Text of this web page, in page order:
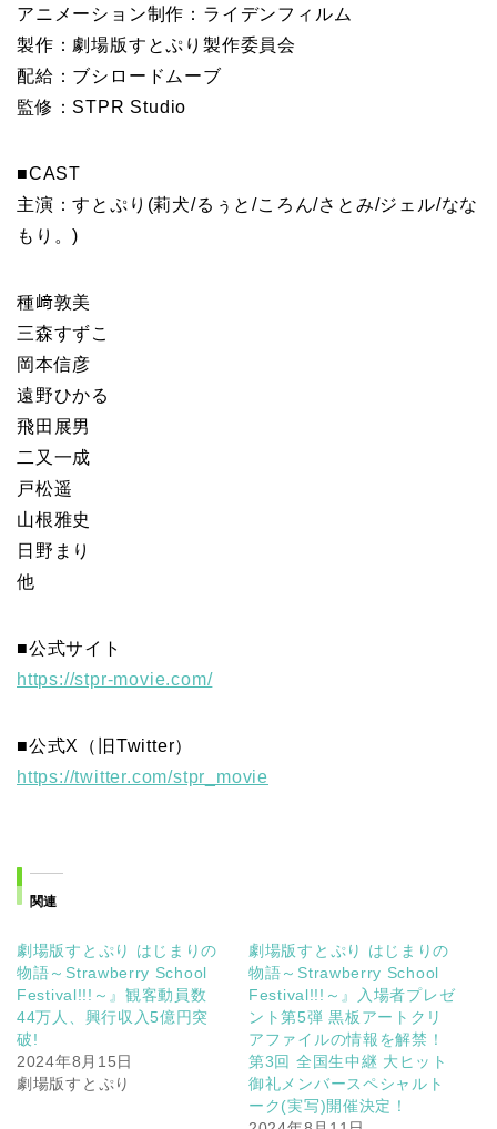
アニメーション制作：ライデンフィルム
製作：劇場版すとぷり製作委員会
配給：ブシロードムーブ
監修：STPR Studio
■CAST
主演：すとぷり(莉犬/るぅと/ころん/さとみ/ジェル/なな
もり。)
種﨑敦美
三森すずこ
岡本信彦
遠野ひかる
飛田展男
二又一成
戸松遥
山根雅史
日野まり
他
■公式サイト
https://stpr-movie.com/
■公式X（旧Twitter）
https://twitter.com/stpr_movie
関連
劇場版すとぷり はじまりの
物語～Strawberry School
Festival!!!～』観客動員数
44万人、興行収入5億円突
破!
2024年8月15日
劇場版すとぷり
劇場版すとぷり はじまりの
物語～Strawberry School
Festival!!!～』入場者プレゼ
ント第5弾 黒板アートクリ
アファイルの情報を解禁！
第3回 全国生中継 大ヒット
御礼メンバースペシャルト
ーク(実写)開催決定！